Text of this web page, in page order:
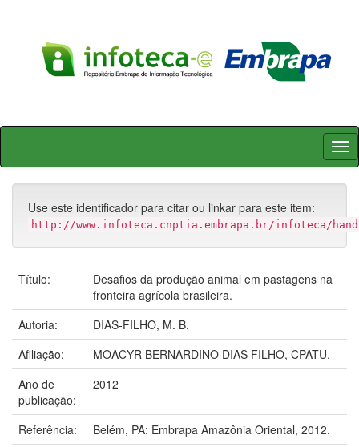
Skip
Use este identificador para citar ou linkar para este item:
http://www.infoteca.cnptia.embrapa.br/infoteca/
Título:
Desafios da produção animal em pastagens na
fronteira agrícola brasileira.
Autoria:
DIAS-FILHO, M. B.
Afiliação:
MOACYR BERNARDINO DIAS FILHO, CPATU.
Ano de
publicação:
2012
Referência:
Belém, PA: Embrapa Amazônia Oriental, 2012.